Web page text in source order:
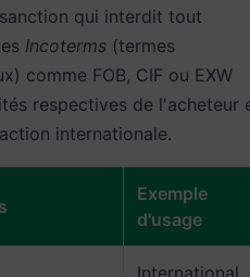
qui interdit tout
Incoterms (termes
comme FOB, CIF ou EXW
respectives de l'acheteur
internationale.
Exemple
d'usage